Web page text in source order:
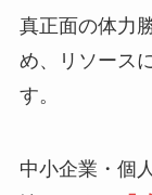
真正面の体力
め、リソース
す。
中小企業・個